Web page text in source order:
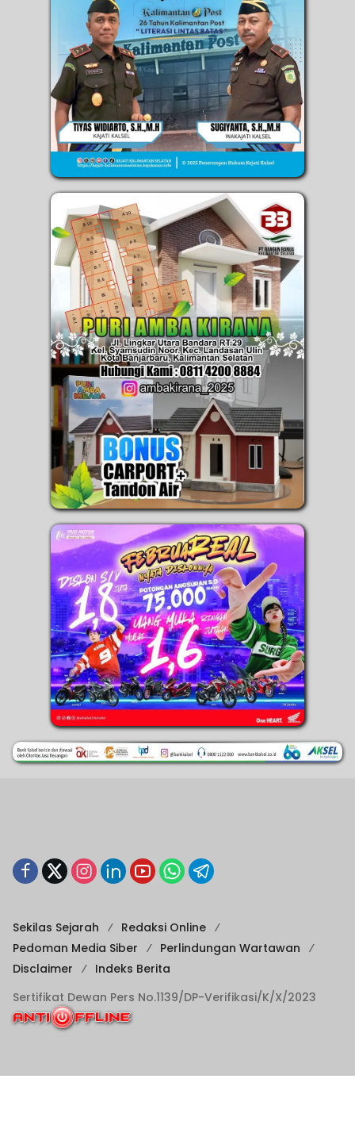
Sekilas Sejarah
Redaksi Online
Pedoman Media Siber
Perlindungan Wartawan
Disclaimer
Indeks Berita
Sertifikat Dewan Pers No.1139/DP-Verifikasi/K/X/2023